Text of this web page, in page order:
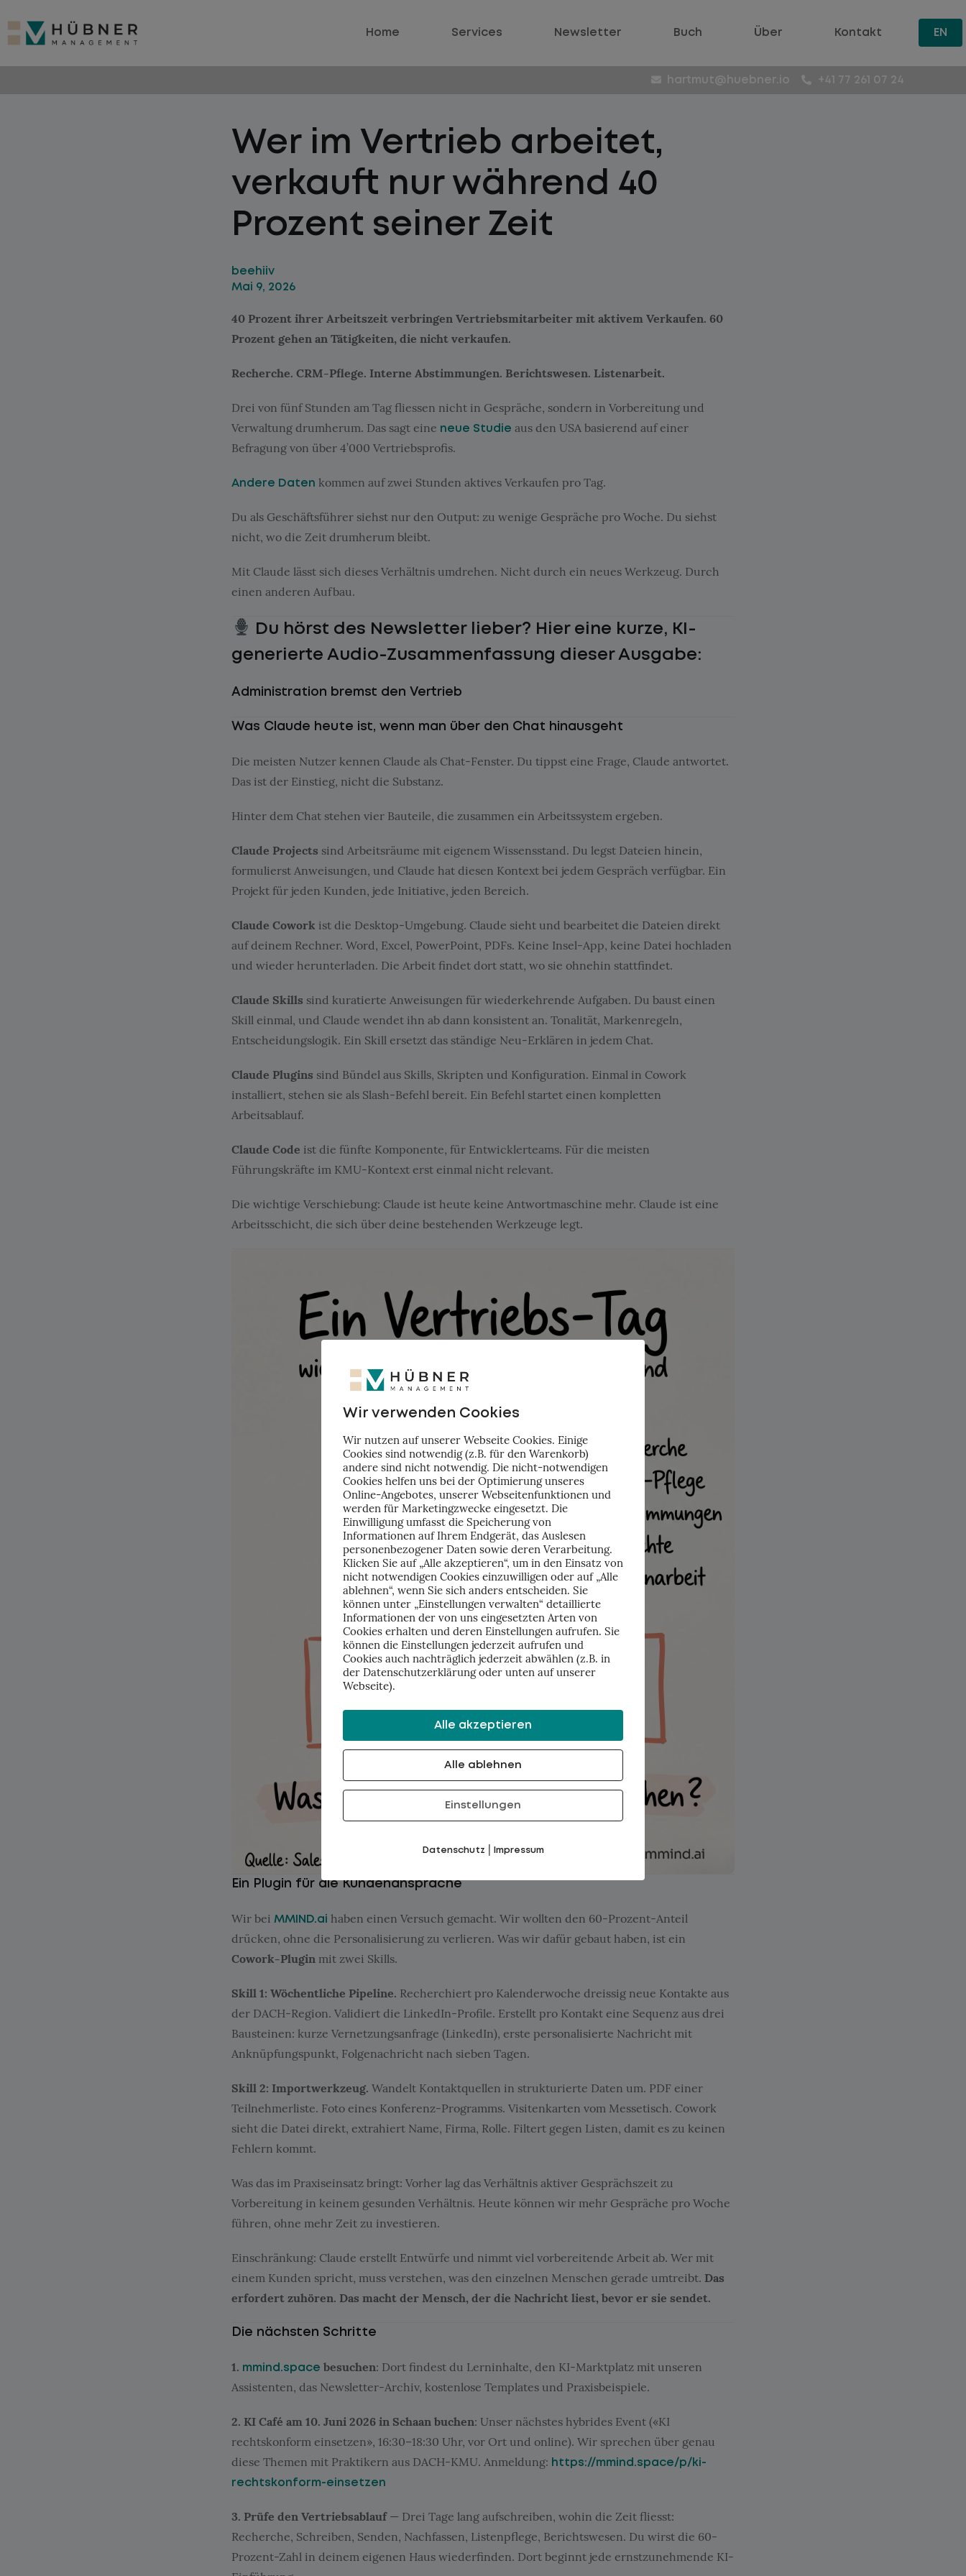
Home Services Newsletter Buch Über Kontakt EN
hartmut@huebner.io +41 77 261 07 24
Wer im Vertrieb arbeitet,
verkauft nur während 40
Prozent seiner Zeit
beehiiv
Mai 9, 2026
40 Prozent ihrer Arbeitszeit verbringen Vertriebsmitarbeiter mit aktivem Verkaufen. 60
Prozent gehen an Tätigkeiten, die nicht verkaufen.
Recherche. CRM-Pflege. Interne Abstimmungen. Berichtswesen. Listenarbeit.
Drei von fünf Stunden am Tag fliessen nicht in Gespräche, sondern in Vorbereitung und
Verwaltung drumherum. Das sagt eine neue Studie aus den USA basierend auf einer
Befragung von über 4’000 Vertriebsprofis.
Andere Daten kommen auf zwei Stunden aktives Verkaufen pro Tag.
Du als Geschäftsführer siehst nur den Output: zu wenige Gespräche pro Woche. Du siehst
nicht, wo die Zeit drumherum bleibt.
Mit Claude lässt sich dieses Verhältnis umdrehen. Nicht durch ein neues Werkzeug. Durch
einen anderen Aufbau.
Du hörst des Newsletter lieber? Hier eine kurze, KI-
generierte Audio-Zusammenfassung dieser Ausgabe:
Administration bremst den Vertrieb
Was Claude heute ist, wenn man über den Chat hinausgeht
Die meisten Nutzer kennen Claude als Chat-Fenster. Du tippst eine Frage, Claude antwortet.
Das ist der Einstieg, nicht die Substanz.
Hinter dem Chat stehen vier Bauteile, die zusammen ein Arbeitssystem ergeben.
Claude Projects sind Arbeitsräume mit eigenem Wissensstand. Du legst Dateien hinein,
formulierst Anweisungen, und Claude hat diesen Kontext bei jedem Gespräch verfügbar. Ein
Projekt für jeden Kunden, jede Initiative, jeden Bereich.
Claude Cowork ist die Desktop-Umgebung. Claude sieht und bearbeitet die Dateien direkt
auf deinem Rechner. Word, Excel, PowerPoint, PDFs. Keine Insel-App, keine Datei hochladen
und wieder herunterladen. Die Arbeit findet dort statt, wo sie ohnehin stattfindet.
Claude Skills sind kuratierte Anweisungen für wiederkehrende Aufgaben. Du baust einen
Skill einmal, und Claude wendet ihn ab dann konsistent an. Tonalität, Markenregeln,
Entscheidungslogik. Ein Skill ersetzt das ständige Neu-Erklären in jedem Chat.
Claude Plugins sind Bündel aus Skills, Skripten und Konfiguration. Einmal in Cowork
installiert, stehen sie als Slash-Befehl bereit. Ein Befehl startet einen kompletten
Arbeitsablauf.
Claude Code ist die fünfte Komponente, für Entwicklerteams. Für die meisten
Führungskräfte im KMU-Kontext erst einmal nicht relevant.
Die wichtige Verschiebung: Claude ist heute keine Antwortmaschine mehr. Claude ist eine
Arbeitsschicht, die sich über deine bestehenden Werkzeuge legt.
Ein Plugin für die Kundenansprache
Wir bei MMIND.ai haben einen Versuch gemacht. Wir wollten den 60-Prozent-Anteil
drücken, ohne die Personalisierung zu verlieren. Was wir dafür gebaut haben, ist ein
Cowork-Plugin mit zwei Skills.
Skill 1: Wöchentliche Pipeline. Recherchiert pro Kalenderwoche dreissig neue Kontakte aus
der DACH-Region. Validiert die LinkedIn-Profile. Erstellt pro Kontakt eine Sequenz aus drei
Bausteinen: kurze Vernetzungsanfrage (LinkedIn), erste personalisierte Nachricht mit
Anknüpfungspunkt, Folgenachricht nach sieben Tagen.
Skill 2: Importwerkzeug. Wandelt Kontaktquellen in strukturierte Daten um. PDF einer
Teilnehmerliste. Foto eines Konferenz-Programms. Visitenkarten vom Messetisch. Cowork
sieht die Datei direkt, extrahiert Name, Firma, Rolle. Filtert gegen Listen, damit es zu keinen
Fehlern kommt.
Was das im Praxiseinsatz bringt: Vorher lag das Verhältnis aktiver Gesprächszeit zu
Vorbereitung in keinem gesunden Verhältnis. Heute können wir mehr Gespräche pro Woche
führen, ohne mehr Zeit zu investieren.
Einschränkung: Claude erstellt Entwürfe und nimmt viel vorbereitende Arbeit ab. Wer mit
einem Kunden spricht, muss verstehen, was den einzelnen Menschen gerade umtreibt. Das
erfordert zuhören. Das macht der Mensch, der die Nachricht liest, bevor er sie sendet.
Die nächsten Schritte
1. mmind.space besuchen: Dort findest du Lerninhalte, den KI-Marktplatz mit unseren
Assistenten, das Newsletter-Archiv, kostenlose Templates und Praxisbeispiele.
2. KI Café am 10. Juni 2026 in Schaan buchen: Unser nächstes hybrides Event («KI
rechtskonform einsetzen», 16:30–18:30 Uhr, vor Ort und online). Wir sprechen über genau
diese Themen mit Praktikern aus DACH-KMU. Anmeldung: https://mmind.space/p/ki-
rechtskonform-einsetzen
3. Prüfe den Vertriebsablauf— Drei Tage lang aufschreiben, wohin die Zeit fliesst:
Recherche, Schreiben, Senden, Nachfassen, Listenpflege, Berichtswesen. Du wirst die 60-
Prozent-Zahl in deinem eigenen Haus wiederfinden. Dort beginnt jede ernstzunehmende KI-
Wir verwenden Cookies
Wir nutzen auf unserer Webseite Cookies. Einige
Cookies sind notwendig (z.B. für den Warenkorb)
andere sind nicht notwendig. Die nicht-notwendigen
Cookies helfen uns bei der Optimierung unseres
Online-Angebotes, unserer Webseitenfunktionen und
werden für Marketingzwecke eingesetzt. Die
Einwilligung umfasst die Speicherung von
Informationen auf Ihrem Endgerät, das Auslesen
personenbezogener Daten sowie deren Verarbeitung.
Klicken Sie auf „Alle akzeptieren“, um in den Einsatz von
nicht notwendigen Cookies einzuwilligen oder auf „Alle
ablehnen“, wenn Sie sich anders entscheiden. Sie
können unter „Einstellungen verwalten“ detaillierte
Informationen der von uns eingesetzten Arten von
Cookies erhalten und deren Einstellungen aufrufen. Sie
können die Einstellungen jederzeit aufrufen und
Cookies auch nachträglich jederzeit abwählen (z.B. in
der Datenschutzerklärung oder unten auf unserer
Webseite).
Alle akzeptieren
Alle ablehnen
Einstellungen
Datenschutz | Impressum